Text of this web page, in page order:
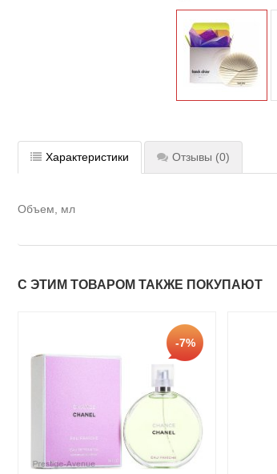
Характеристики Отзывы (0)
Объем, мл
С ЭТИМ ТОВАРОМ ТАКЖЕ ПОКУПАЮТ
-7%